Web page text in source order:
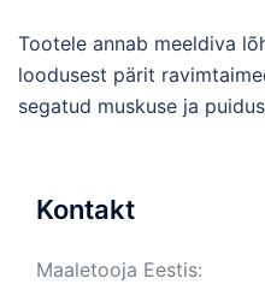
Tootele annab meeldiva
loodusest pärit
segatud muskuse ja
Kontakt
Maaletooja Eestis: